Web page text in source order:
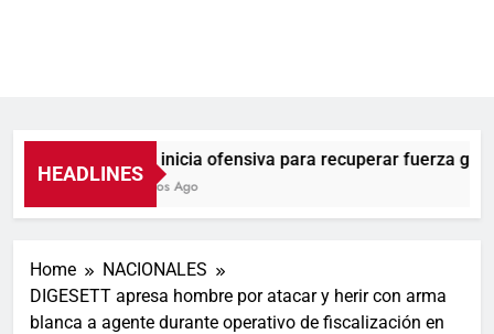
HEADLINES
UNTC inicia ofensiva para recuperar fuerza
7 Minutos Ago
Home
NACIONALES
DIGESETT apresa hombre por atacar y herir con arma
blanca a agente durante operativo de fiscalización en